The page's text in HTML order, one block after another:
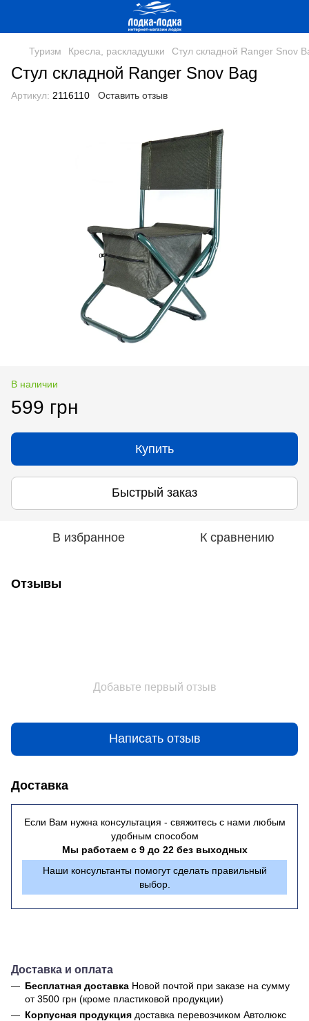
Туризм Кресла, раскладушки Стул складной Ranger Snov
Стул складной Ranger Snov Bag
Артикул: 2116110 Оставить отзыв
В наличии
599 грн
Купить
Быстрый заказ
В избранное К сравнению
Отзывы
Добавьте первый отзыв
Написать отзыв
Доставка
Если Вам нужна консультация - свяжитесь с нами любым
удобным способом
Мы работаем с 9 до 22 без выходных
Наши консультанты помогут сделать правильный
выбор.
Доставка и оплата
Бесплатная доставка Новой почтой при заказе на сумму
от 3500 грн (кроме пластиковой продукции)
Корпусная продукция доставка перевозчиком Автолюкс